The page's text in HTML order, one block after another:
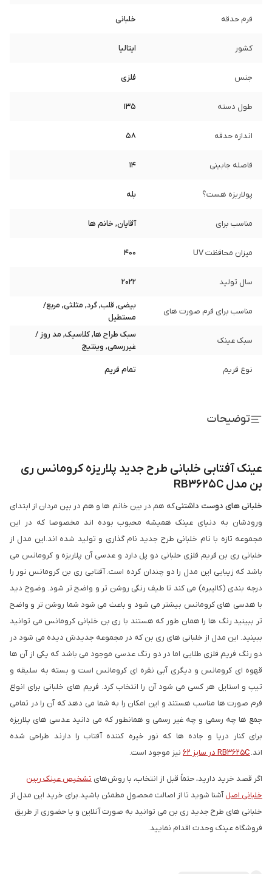
فرم حدقه خلبانی
کشور ایتالیا
جنس فلزی
طول دسته 135
اندازه حدقه 58
فاصله جابینی 14
پولاریزه هست؟ بله
مناسب برای آقایان, خانم ها
میزان محافظت UV 400
سال تولید 2022
مناسب برای فرم صورت های
بیضی, قلب, گرد, مثلثی, مربع/
مستطیل
سبک عینک
سبک طراح ها, کلاسیک, مد روز /
غیررسمی, وینتیج
نوع فریم تمام فریم
توضیحات
عینک آفتابی خلبانی طرح جدید پلاریزه کرومانس ری
بن مدل RB3625C
خلبانی های دوست داشتنیکه هم در بین خانم ها و هم در بین مردان از ابتدای
ورودشان به دنیای عینک همیشه محبوب بوده اند مخصوصا که در این
مجموعه تازه با نام خلبانی طرح جدید نام گذاری و تولید شده اند.این مدل از
خلبانی ری بن فریم فلزی حلبانی دو پل دارد و عدسی آن پلاریزه و کرومانس می
باشد که زیبایی این مدل را دو چندان کرده است. آفتابی ری بن کرومانس نور را
درجه بندی (کالیبره) می کند تا طیف رنگی روشن تر و واضح تر شود. وضوح دید
با هدسی های کرومانس بیشتر می شود و باعث می شود شما روشن تر و واضح
تر ببینید رنگ ها را همان طور که هستند با ری بن خلبانی کرومانس می توانید
ببینید. این مدل از خلبانی های ری بن که در مجموعه جدیدش دیده می شود در
دو رنگ فریم فلزی طلایی اما در دو رنگ عدسی موجود می باشد که یکی از آن ها
قهوه ای کرومانس و دیگری آبی نقره ای کرومانس است و بسته به سلیقه و
تیپ و استایل هر کسی می شود آن را انتخاب کرد. فریم های خلبانی برای انواع
فرم صورت ها مناسب هستند و این امکان را به شما می دهد که آن را در تمامی
جمع ها چه رسمی و چه غیر رسمی و همانطور که می دانید عدسی های پلاریزه
برای کنار دریا و جاده ها که نور خیره کننده آفتاب را دارند طراحی شده
اند.RB3625C در سایز 62 نیز موجود است.
اگر قصد خرید دارید، حتماً قبل از انتخاب، با روش‌های تشخیص عینک ریبن
خلبانی اصلآشنا شوید تا از اصالت محصول مطمئن باشید.برای خرید این مدل از
خلبانی های طرح جدید ری بن می توانید به صورت آنلاین و یا حضوری از طریق
فروشگاه عینک وحدت اقدام نمایید.